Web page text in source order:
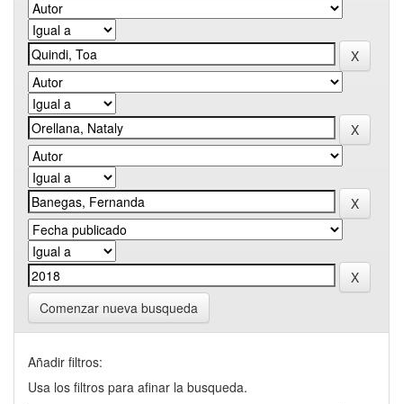
Comenzar nueva busqueda
Añadir filtros:
Usa los filtros para afinar la busqueda.